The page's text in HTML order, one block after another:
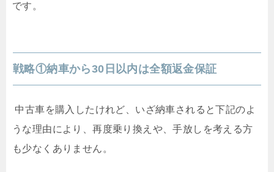
です。
戦略①納車から30 日以内は全額返金保証
中古車を購入したけれど、いざ納車されると下記のよ
うな理由により、再度乗り換えや、手放しを考える方
も少なくありません。